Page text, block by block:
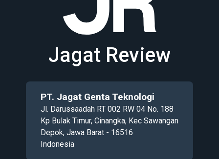
Jagat Review
PT. Jagat Genta Teknologi
Jl. Darussaadah RT 002 RW 04 No. 188
Kp Bulak Timur, Cinangka, Kec Sawangan
Depok, Jawa Barat - 16516
Indonesia